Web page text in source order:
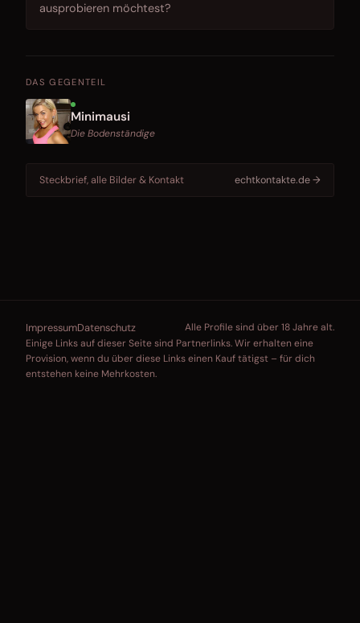
ausprobieren möchtest?
DAS GEGENTEIL
Minimausi
Die Bodenständige
Steckbrief, alle Bilder & Kontakt echtkontakte.de →
ImpressumDatenschutz
Alle Profile sind über 18 Jahre alt.
Einige Links auf dieser Seite sind Partnerlinks. Wir erhalten eine
Provision, wenn du über diese Links einen Kauf tätigst – für dich
entstehen keine Mehrkosten.